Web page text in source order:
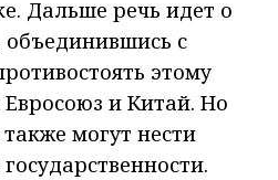
Дальше речь идет о
объединившись с
этому
и Китай. Но
могут нести